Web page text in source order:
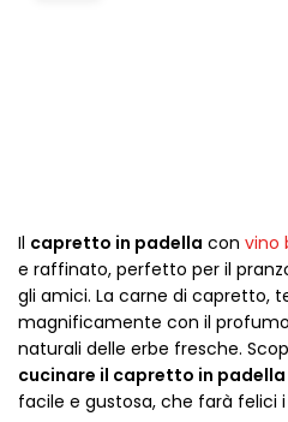
Il capretto in padella con vino
e raffinato, perfetto per il
gli amici. La carne di capretto,
magnificamente con il
naturali delle erbe fresche.
cucinare il capretto in padella
facile e gustosa, che farà felici